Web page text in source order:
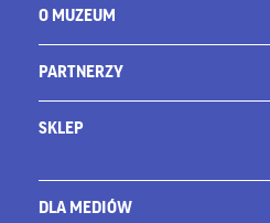
O MUZEUM
PARTNERZY
SKLEP
DLA MEDIÓW